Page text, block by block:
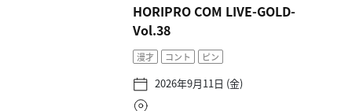
HORIPRO COM LIVE-GOLD-
Vol.38
漫才 コント ピン
2026年9月11日 (金)